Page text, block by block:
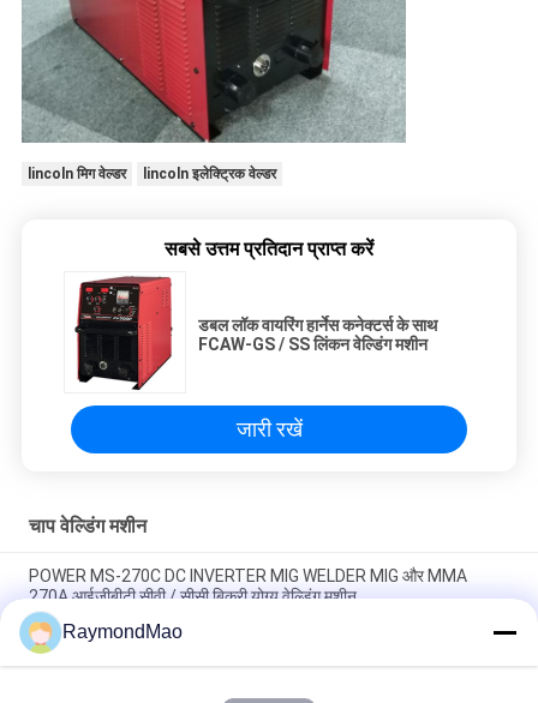
lincoln मिग वेल्डर lincoln इलेक्ट्रिक वेल्डर
सबसे उत्तम प्रतिदान प्राप्त करें
डबल लॉक वायरिंग हार्नेस कनेक्टर्स के साथ
FCAW-GS / SS लिंकन वेल्डिंग मशीन
जारी रखें
चाप वेल्डिंग मशीन
POWER MS-270C DC INVERTER MIG WELDER MIG और MMA
270A आईजीबीटी सीवी / सीसी बिक्री योग्य वेल्डिंग मशीन
TAYOR POWER MS-200 DC INVERTER MIG /,MMA WELDER चीन में
निर्मित MIG हाथ वेल्डिंग मशीन 140A 220V वेल्डिंग मशीन
RaymondMao